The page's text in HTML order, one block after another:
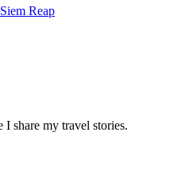
Siem Reap
share my travel stories.